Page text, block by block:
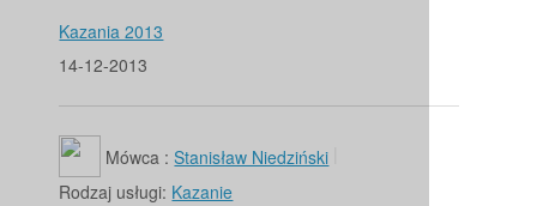
Kazania 2013
14-12-2013
Mówca : Stanisław Niedziński
Rodzaj usługi: Kazanie